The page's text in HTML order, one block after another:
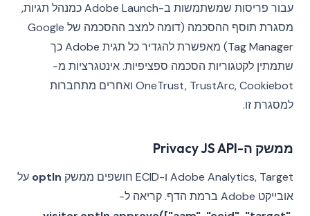
עבור פריסות שמשתמשות ב-Adobe Launch כמנהל תגיות,
מסגרת תוסף ההסכמה (דומה למצב ההסכמה של Google
Tag Manager) מאפשרת להגדיר כל תגית Adobe כך
שתמתין לקטגוריות הסכמה ספציפיות. אינטגרציות מ-
OneTrust, TrustArc, Cookiebot ואחרים מתחברות
למסגרת זו.
ממשק ה-Privacy JS API
Adobe Analytics, Target ו-ECID חושפים ממשק optIn על
אובייקט Adobe ברמת הדף. קריאה ל-